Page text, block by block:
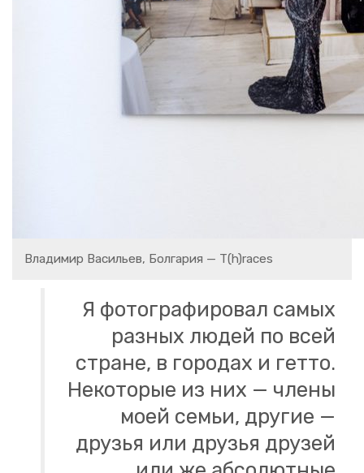
Вла­ди­мир Ва­си­льев, Бол­га­рия — T(h)races
Я фо­то­гра­фи­ро­вал самых
раз­ных людей по всей
стране, в го­ро­дах и гетто.
Неко­то­рые из них — члены
моей семьи, дру­гие —
дру­зья или дру­зья дру­зей